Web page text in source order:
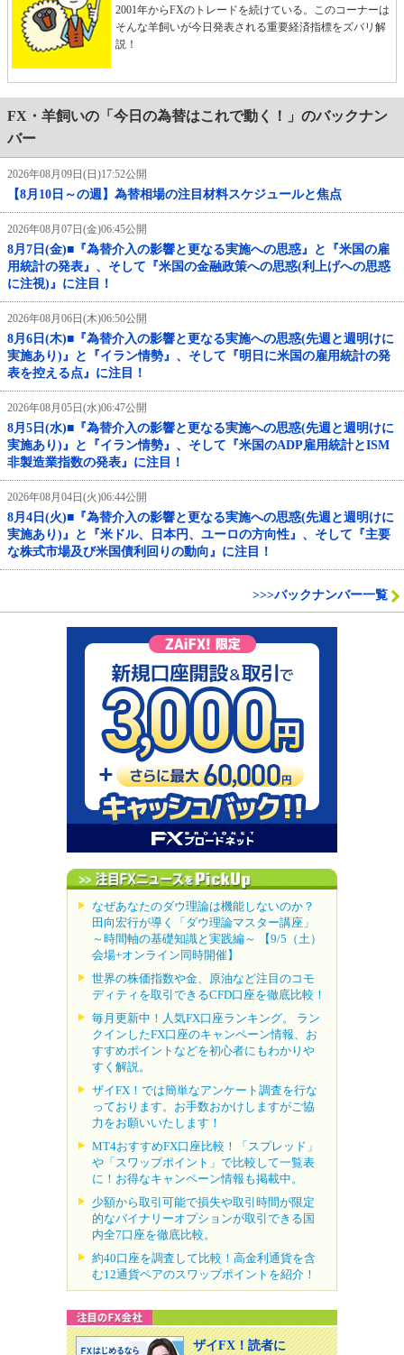
2001年からFXのトレードを続けている。このコーナーは
そんな羊飼いが今日発表される重要経済指標をズバリ解
説！
FX・羊飼いの「今日の為替はこれで動く！」のバックナン
バー
2026年08月09日(日)17:52公開
【8月10日～の週】為替相場の注目材料スケジュールと焦点
2026年08月07日(金)06:45公開
8月7日(金)■『為替介入の影響と更なる実施への思惑』と『米国の雇
用統計の発表』、そして『米国の金融政策への思惑(利上げへの思惑
に注視)』に注目！
2026年08月06日(木)06:50公開
8月6日(木)■『為替介入の影響と更なる実施への思惑(先週と週明けに
実施あり)』と『イラン情勢』、そして『明日に米国の雇用統計の発
表を控える点』に注目！
2026年08月05日(水)06:47公開
8月5日(水)■『為替介入の影響と更なる実施への思惑(先週と週明けに
実施あり)』と『イラン情勢』、そして『米国のADP雇用統計とISM
非製造業指数の発表』に注目！
2026年08月04日(火)06:44公開
8月4日(火)■『為替介入の影響と更なる実施への思惑(先週と週明けに
実施あり)』と『米ドル、日本円、ユーロの方向性』、そして『主要
な株式市場及び米国債利回りの動向』に注目！
>>>バックナンバー一覧
なぜあなたのダウ理論は機能しないのか？
田向宏行が導く「ダウ理論マスター講座」
～時間軸の基礎知識と実践編～ 【9/5（土）
会場+オンライン同時開催】
世界の株価指数や金、原油など注目のコモ
ディティを取引できるCFD口座を徹底比較！
毎月更新中！人気FX口座ランキング。 ラン
クインしたFX口座のキャンペーン情報、お
すすめポイントなどを初心者にもわかりや
すく解説。
ザイFX！では簡単なアンケート調査を行な
っております。お手数おかけしますがご協
力をお願いいたします！
MT4おすすめFX口座比較！「スプレッド」
や「スワップポイント」で比較して一覧表
に！お得なキャンペーン情報も掲載中。
少額から取引可能で損失や取引時間が限定
的なバイナリーオプションが取引できる国
内全7口座を徹底比較。
約40口座を調査して比較！高金利通貨を含
む12通貨ペアのスワップポイントを紹介！
ザイFX！読者に